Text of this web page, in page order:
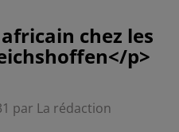
chez les
par La rédaction